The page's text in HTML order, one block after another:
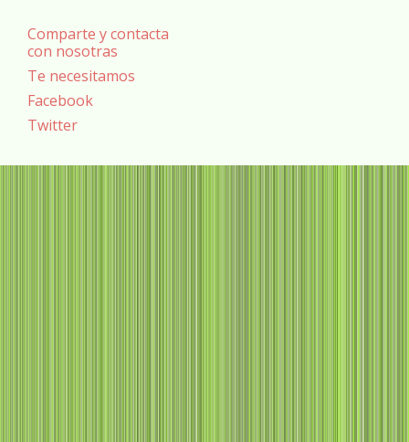
Comparte y contacta
con nosotras
Te necesitamos
Facebook
Twitter